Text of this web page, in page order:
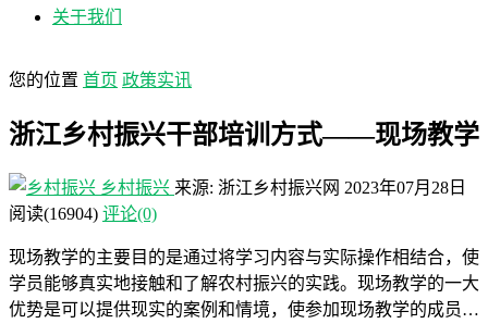
关于我们
您的位置 首页 政策实讯
浙江乡村振兴干部培训方式——现场教学
乡村振兴 来源: 浙江乡村振兴网 2023年07月28日
阅读(16904) 评论(0)
现场教学的主要目的是通过将学习内容与实际操作相结合，使
学员能够真实地接触和了解农村振兴的实践。现场教学的一大
优势是可以提供现实的案例和情境，使参加现场教学的成员…